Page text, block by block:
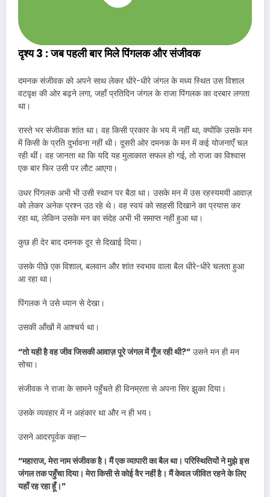
दृश्य 3 : जब पहली बार मिले पिंगलक और संजीवक
दमनक संजीवक को अपने साथ लेकर धीरे-धीरे जंगल के मध्य स्थित उस विशाल
वटवृक्ष की ओर बढ़ने लगा, जहाँ प्रतिदिन जंगल के राजा पिंगलक का दरबार लगता
था।
रास्ते भर संजीवक शांत था। वह किसी प्रकार के भय में नहीं था, क्योंकि उसके मन
में किसी के प्रति दुर्भावना नहीं थी। दूसरी ओर दमनक के मन में कई योजनाएँ चल
रही थीं। वह जानता था कि यदि यह मुलाकात सफल हो गई, तो राजा का विश्वास
एक बार फिर उसी पर लौट आएगा।
उधर पिंगलक अभी भी उसी स्थान पर बैठा था। उसके मन में उस रहस्यमयी आवाज़
को लेकर अनेक प्रश्न उठ रहे थे। वह स्वयं को साहसी दिखाने का प्रयास कर
रहा था, लेकिन उसके मन का संदेह अभी भी समाप्त नहीं हुआ था।
कुछ ही देर बाद दमनक दूर से दिखाई दिया।
उसके पीछे एक विशाल, बलवान और शांत स्वभाव वाला बैल धीरे-धीरे चलता हुआ
आ रहा था।
पिंगलक ने उसे ध्यान से देखा।
उसकी आँखों में आश्चर्य था।
“तो यही है वह जीव जिसकी आवाज़ पूरे जंगल में गूँज रही थी?” उसने मन ही मन
सोचा।
संजीवक ने राजा के सामने पहुँचते ही विनम्रता से अपना सिर झुका दिया।
उसके व्यवहार में न अहंकार था और न ही भय।
उसने आदरपूर्वक कहा—
“महाराज, मेरा नाम संजीवक है। मैं एक व्यापारी का बैल था। परिस्थितियों ने मुझे इस
जंगल तक पहुँचा दिया। मेरा किसी से कोई वैर नहीं है। मैं केवल जीवित रहने के लिए
यहाँ रह रहा हूँ।”